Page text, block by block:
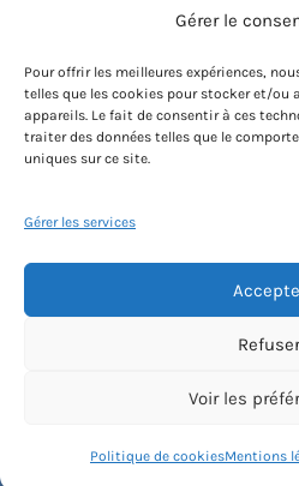
Gérer le
Pour offrir les meilleures expériences,
telles que les cookies pour stocker et/ou
appareils. Le fait de consentir à ces
traiter des données telles que le
uniques sur ce site.
Gérer les services
Refuser
Voir les
Politique de cookiesMentions
Blog
Conditions
Politique de cookies